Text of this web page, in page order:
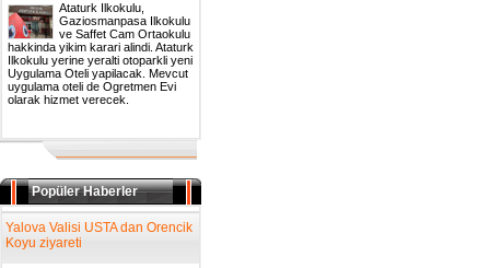
Ataturk Ilkokulu,
Gaziosmanpasa Ilkokulu
ve Saffet Cam Ortaokulu
hakkinda yikim karari alindi. Ataturk
Ilkokulu yerine yeralti otoparkli yeni
Uygulama Oteli yapilacak. Mevcut
uygulama oteli de Ogretmen Evi
olarak hizmet verecek.
Popüler Haberler
Yalova Valisi USTA dan Orencik
Koyu ziyareti